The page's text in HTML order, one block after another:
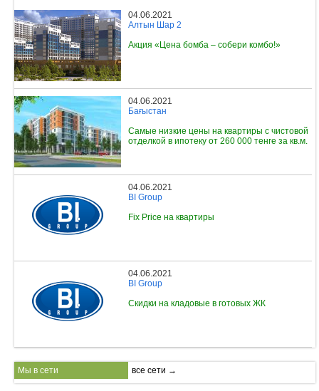
04.06.2021
Алтын Шар 2
Акция «Цена бомба – собери комбо!»
04.06.2021
Бағыстан
Самые низкие цены на квартиры с чистовой
отделкой в ипотеку от 260 000 тенге за кв.м.
04.06.2021
BI Group
Fix Price на квартиры
04.06.2021
BI Group
Скидки на кладовые в готовых ЖК
Мы в сети все сети →